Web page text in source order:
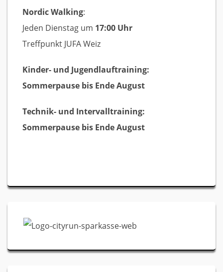
Nordic Walking:
Jeden Dienstag um 17:00 Uhr
Treffpunkt JUFA Weiz
Kinder- und Jugendlauftraining:
Sommerpause bis Ende August
Technik- und Intervalltraining:
Sommerpause bis Ende August